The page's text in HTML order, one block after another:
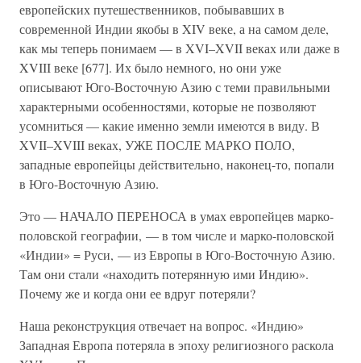
европейских путешественников, побывавших в
современной Индии якобы в XIV веке, а на самом деле,
как мы теперь понимаем — в XVI–XVII веках или даже в
XVIII веке [677]. Их было немного, но они уже
описывают Юго-Восточную Азию с теми правильными
характерными особенностями, которые не позволяют
усомниться — какие именно земли имеются в виду. В
XVII–XVIII веках, УЖЕ ПОСЛЕ МАРКО ПОЛО,
западные европейцы действительно, наконец-то, попали
в Юго-Восточную Азию.
Это — НАЧАЛО ПЕРЕНОСА в умах европейцев марко-
половской географии, — в том числе и марко-половской
«Индии» = Руси, — из Европы в Юго-Восточную Азию.
Там они стали «находить потерянную ими Индию».
Почему же и когда они ее вдруг потеряли?
Наша реконструкция отвечает на вопрос. «Индию»
Западная Европа потеряла в эпоху религиозного раскола